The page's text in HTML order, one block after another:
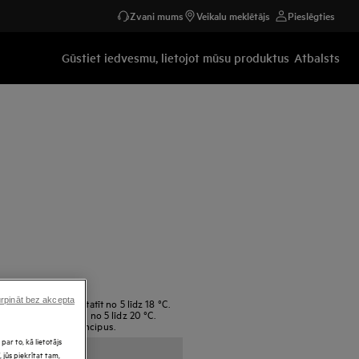
Zvani mums Veikalu meklētājs Pieslēgties
Gūstiet iedvesmu, lietojot mūsu produktus Atbalsts
var iestatīt no 5 līdz 18 °C.
temperatūru no 5 līdz 20 °C.
trīs pamatprincipus.
par to, kā lietotājs
jūs piekrītat tam,
bez akcepta